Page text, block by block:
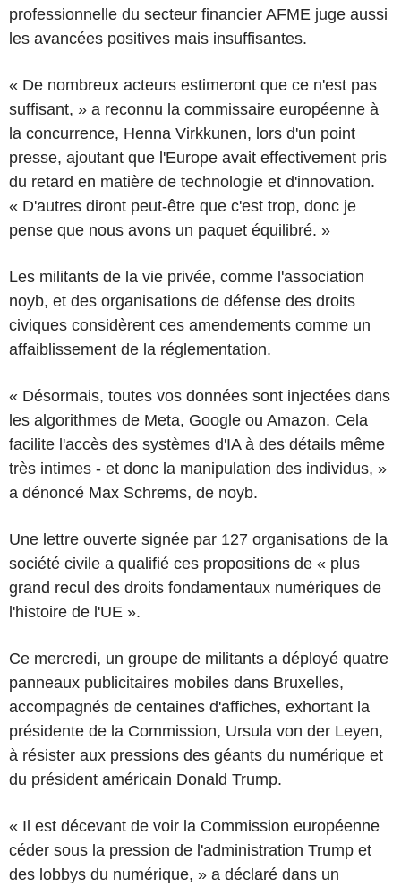
professionnelle du secteur financier AFME juge aussi
les avancées positives mais insuffisantes.
« De nombreux acteurs estimeront que ce n'est pas
suffisant, » a reconnu la commissaire européenne à
la concurrence, Henna Virkkunen, lors d'un point
presse, ajoutant que l'Europe avait effectivement pris
du retard en matière de technologie et d'innovation.
« D'autres diront peut-être que c'est trop, donc je
pense que nous avons un paquet équilibré. »
Les militants de la vie privée, comme l'association
noyb, et des organisations de défense des droits
civiques considèrent ces amendements comme un
affaiblissement de la réglementation.
« Désormais, toutes vos données sont injectées dans
les algorithmes de Meta, Google ou Amazon. Cela
facilite l'accès des systèmes d'IA à des détails même
très intimes - et donc la manipulation des individus, »
a dénoncé Max Schrems, de noyb.
Une lettre ouverte signée par 127 organisations de la
société civile a qualifié ces propositions de « plus
grand recul des droits fondamentaux numériques de
l'histoire de l'UE ».
Ce mercredi, un groupe de militants a déployé quatre
panneaux publicitaires mobiles dans Bruxelles,
accompagnés de centaines d'affiches, exhortant la
présidente de la Commission, Ursula von der Leyen,
à résister aux pressions des géants du numérique et
du président américain Donald Trump.
« Il est décevant de voir la Commission européenne
céder sous la pression de l'administration Trump et
des lobbys du numérique, » a déclaré dans un